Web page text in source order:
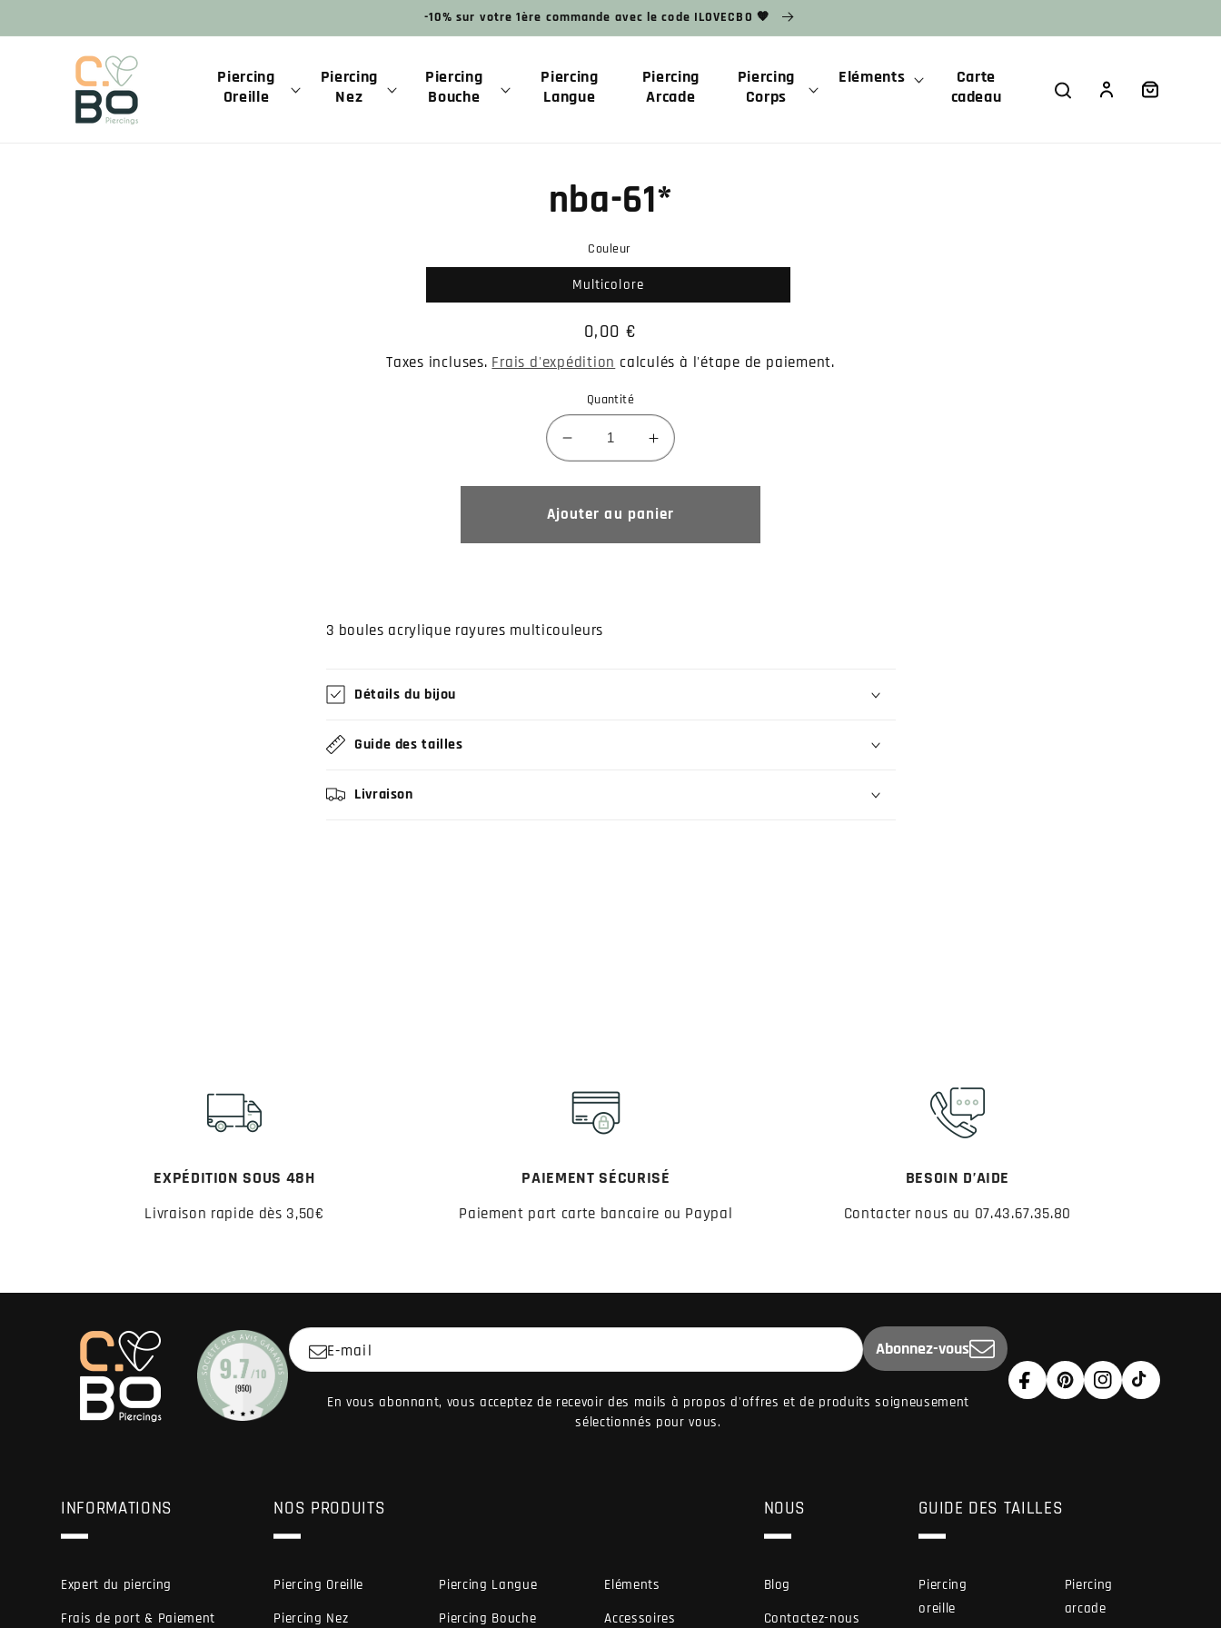
au
contenu
-10% sur votre 1ère commande avec le code ILOVECBO 🧡
Piercing
Oreille
Piercing
Nez
Piercing
Bouche
Piercing
Langue
Piercing
Arcade
Piercing
Corps
Eléments
Carte
cadeau
ConnexionPanier
nba-61*
Couleur
Multicolore
Prix
habituel
0,00 €
Taxes incluses.Frais d'expéditioncalculés à l'étape de paiement.
Quantité
Réduire
la
quantité
de
Augmenter
la
quantité
de
Ajouter au panier
3 boules acrylique rayures multicouleurs
Détails du bijou
Guide des tailles
Livraison
EXPÉDITION SOUS 48H
Livraison rapide dès 3,50€
PAIEMENT SÉCURISÉ
Paiement part carte bancaire ou Paypal
BESOIN D’AIDE
Contacter nous au 07.43.67.35.80
E-mail Abonnez-vous
En vous abonnant, vous acceptez de recevoir des mails à propos d'offres et de produits soigneusement
sélectionnés pour vous.
FacebookPinterestInstagram
TikTok
INFORMATIONS
Expert du piercing
Frais de port & Paiement
NOS PRODUITS
Piercing Oreille
Piercing Nez
Piercing Langue
Piercing Bouche
Eléments
Accessoires
NOUS
Blog
Contactez-nous
GUIDE DES TAILLES
Piercing
oreille
Piercing
arcade